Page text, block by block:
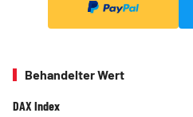
Behandelter Wert
DAX Index